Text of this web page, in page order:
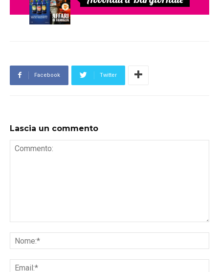
Facebook Twitter
Lascia un commento